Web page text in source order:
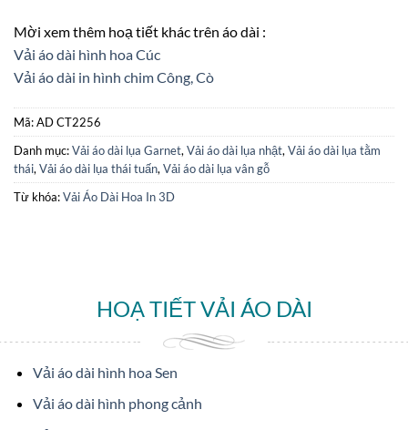
Mời xem thêm hoạ tiết khác trên áo dài :
Vải áo dài hình hoa Cúc
Vải áo dài in hình chim Công, Cò
Mã:AD CT2256
Danh mục:Vải áo dài lụa Garnet, Vải áo dài lụa nhật, Vải áo dài lụa tằm
thái, Vải áo dài lụa thái tuấn, Vải áo dài lụa vân gỗ
Từ khóa:Vải Áo Dài Hoa In 3D
HOẠ TIẾT VẢI ÁO DÀI
Vải áo dài hình hoa Sen
Vải áo dài hình phong cảnh